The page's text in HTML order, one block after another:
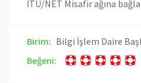
Birim: Bilgi İşlem Daire
Beğeni: